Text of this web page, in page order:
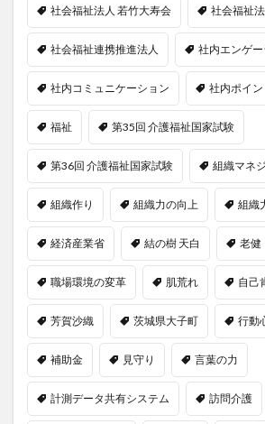
社会福祉法人 若竹大寿会 社会福祉
社会福祉連携推進法人 社内エンゲー
社内コミュニケーション 社内ポイ
福祉 第35回 介護福祉国家試験
第36回 介護福祉国家試験 組織マネ
組織作り 組織力の向上 組織
経済産業省 結の樹 天白 老健
職場環境の変革 肌荒れ 自己
芳賀沙織 茨城県大子町 行動
補助金 見守り 言葉の力
計測データ共有システム 訪問介護